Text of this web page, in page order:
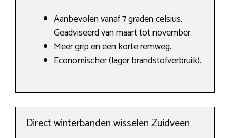
Aanbevolen vanaf 7 graden celsius.
Geadviseerd van maart tot november.
Meer grip en een korte remweg.
Economischer (lager brandstofverbruik).
Direct winterbanden wisselen Zuidveen